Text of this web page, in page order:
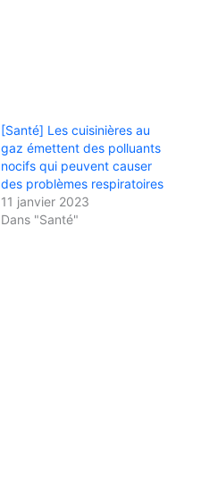
[Santé] Les cuisinières au
gaz émettent des polluants
nocifs qui peuvent causer
des problèmes respiratoires
11 janvier 2023
Dans "Santé"